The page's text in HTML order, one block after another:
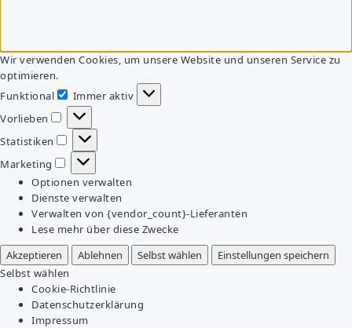
Wir verwenden Cookies, um unsere Website und unseren Service zu
optimieren.
Funktional
Funktional
Immer aktiv
Vorlieben
Vorlieben
Statistiken
Statistiken
Marketing
Marketing
Optionen verwalten
Dienste verwalten
Verwalten von {vendor_count}-Lieferanten
Lese mehr über diese Zwecke
Akzeptieren
Ablehnen Selbst wählen
Einstellungen speichern
Selbst wählen
Cookie-Richtlinie
Datenschutzerklärung
Impressum